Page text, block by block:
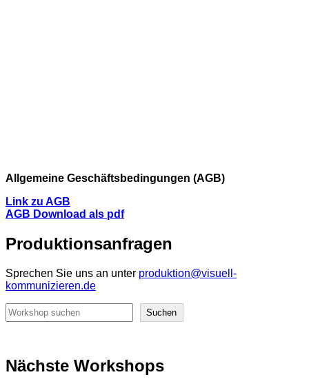
Allgemeine Geschäftsbedingungen (AGB)
Link zu AGB
AGB Download als pdf
Produktionsanfragen
Sprechen Sie uns an unter produktion@visuell-
kommunizieren.de
Suchen
Suchen
Nächste Workshops